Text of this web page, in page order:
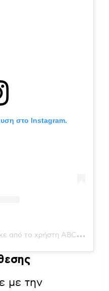
στο Instagram.
Η
δημοσίευση κοινοποιήθηκε από το χρήστη ABC World News Tonight (@abcworldnewstonight)
με την